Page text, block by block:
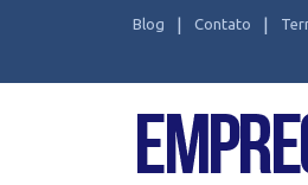
Blog Contato